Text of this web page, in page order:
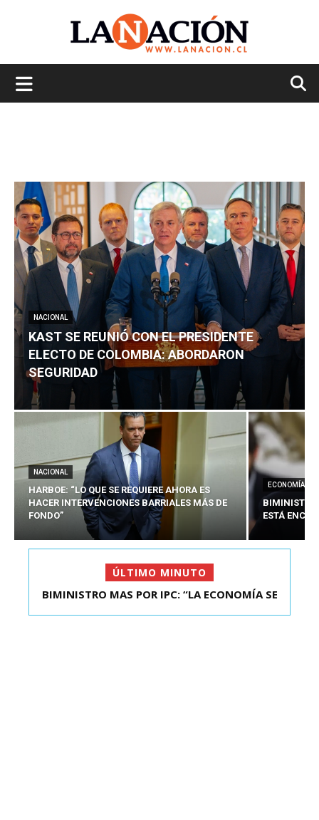
NACIONAL
KAST SE REUNIÓ CON EL PRESIDENTE
ELECTO DE COLOMBIA: ABORDARON
SEGURIDAD
NACIONAL
HARBOE: “LO QUE SE REQUIERE AHORA ES
HACER INTERVENCIONES BARRIALES MÁS DE
FONDO”
ECONOMÍA
BIMINISTRO
ESTÁ
ÚLTIMO MINUTO
KAST SE REUNIÓ CON EL PRESIDENTE ELECTO DE
BIMINISTRO MAS POR IPC: “LA ECONOMÍA SE